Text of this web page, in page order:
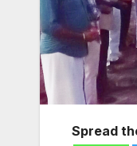
Spread